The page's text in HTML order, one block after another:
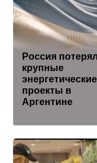
Россия
крупные
энергетические
проекты в
Аргентине